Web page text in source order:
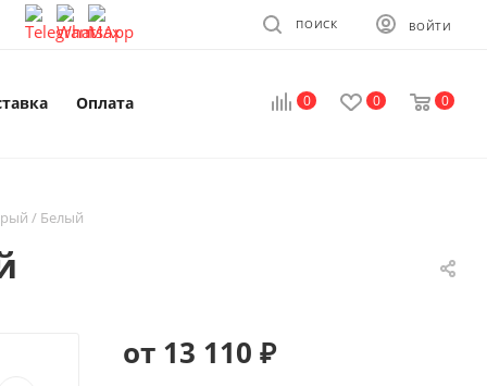
ВОЙТИ
ПОИСК
0 0 0
Оплата
/ Белый
от 13 110 ₽